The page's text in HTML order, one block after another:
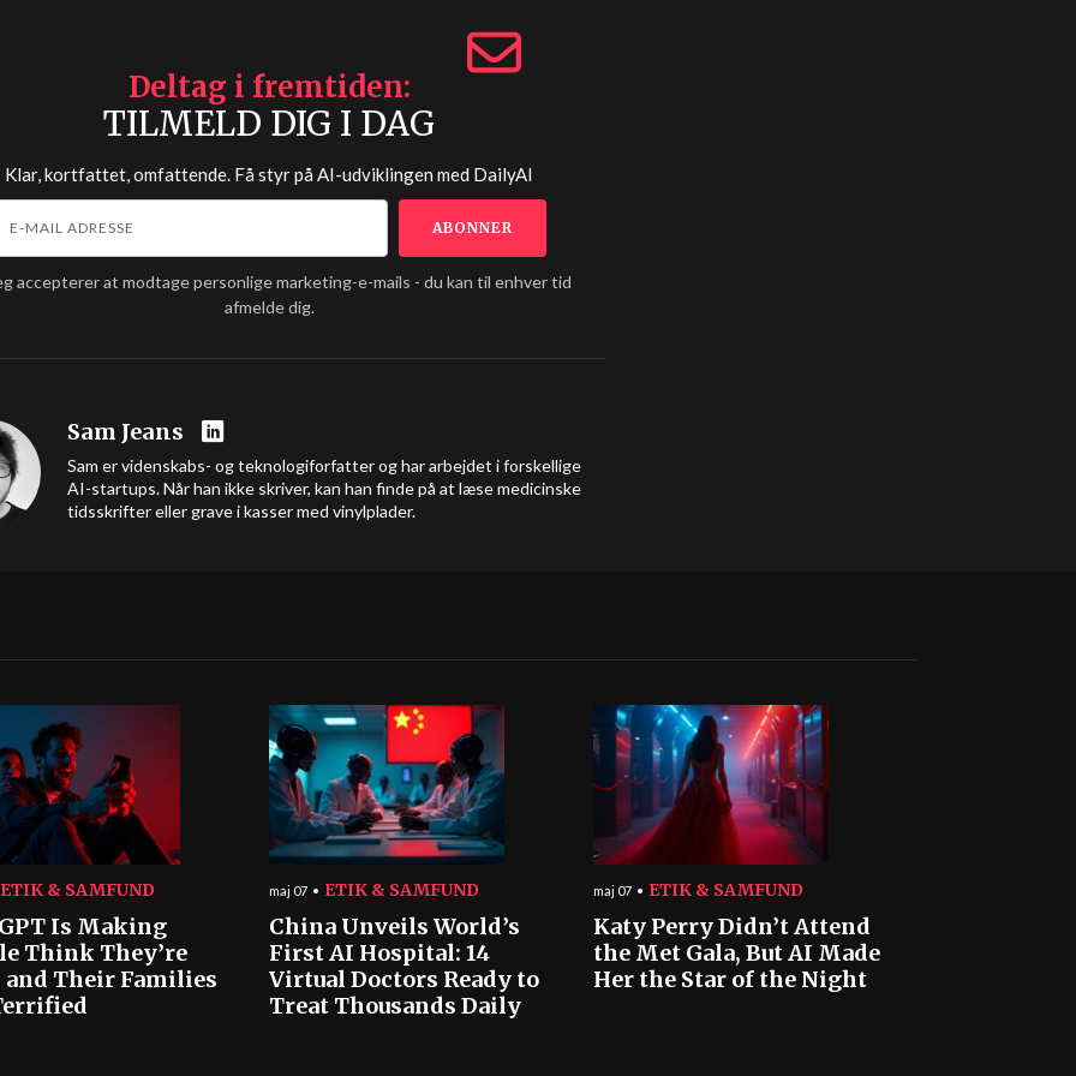
Deltag i fremtiden
TILMELD DIG I DAG
Klar, kortfattet, omfattende. Få styr på AI-udviklingen med DailyAI
accepterer at modtage personlige marketing-e-mails - du kan til enhver tid
afmelde dig.
Sam Jeans
Sam er videnskabs- og teknologiforfatter og har arbejdet i forskellige
AI-startups. Når han ikke skriver, kan han finde på at læse medicinske
tidsskrifter eller grave i kasser med vinylplader.
ETIK & SAMFUND
Is Making
Think They’re
and Their Families
maj 07 ETIK & SAMFUND
China Unveils World’s
First AI Hospital: 14
Virtual Doctors Ready to
Treat Thousands Daily
maj 07 ETIK & SAMFUND
Katy Perry Didn’t Attend
the Met Gala, But AI Made
Her the Star of the Night